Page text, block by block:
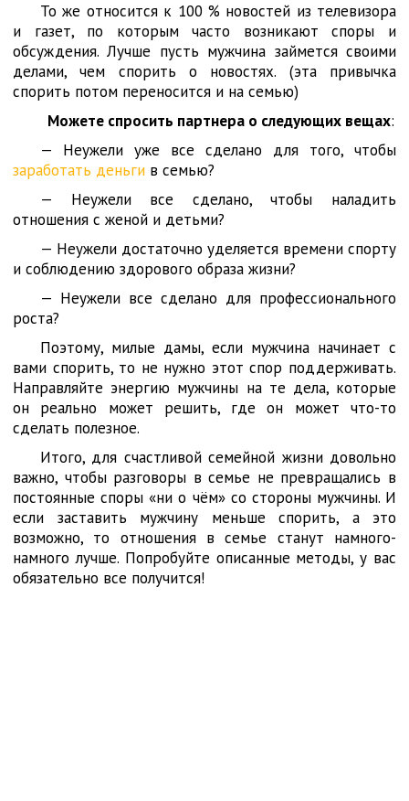
То же относится к 100 % новостей из телевизора
и газет, по которым часто возникают споры и
обсуждения. Лучше пусть мужчина займется своими
делами, чем спорить о новостях. (эта привычка
спорить потом переносится и на семью)
Можете спросить партнера о следующих вещах:
— Неужели уже все сделано для того, чтобы
заработать деньги в семью?
— Неужели все сделано, чтобы наладить
отношения с женой и детьми?
— Неужели достаточно уделяется времени спорту
и соблюдению здорового образа жизни?
— Неужели все сделано для профессионального
роста?
Поэтому, милые дамы, если мужчина начинает с
вами спорить, то не нужно этот спор поддерживать.
Направляйте энергию мужчины на те дела, которые
он реально может решить, где он может что-то
сделать полезное.
Итого, для счастливой семейной жизни довольно
важно, чтобы разговоры в семье не превращались в
постоянные споры «ни о чём» со стороны мужчины. И
если заставить мужчину меньше спорить, а это
возможно, то отношения в семье станут намного-
намного лучше. Попробуйте описанные методы, у вас
обязательно все получится!